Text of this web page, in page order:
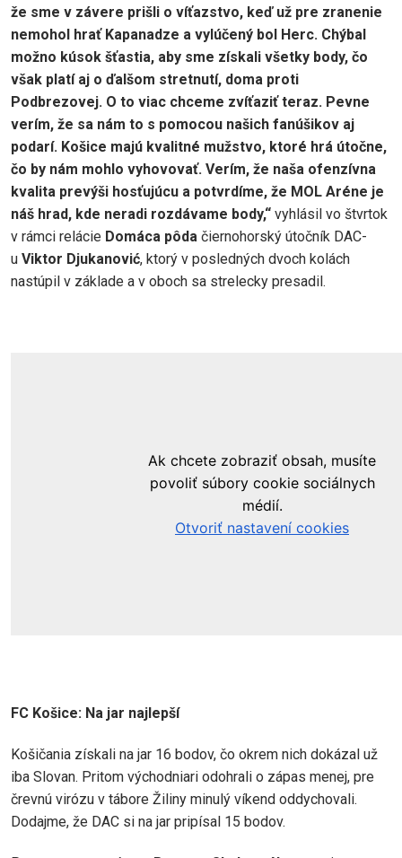
že sme v závere prišli o víťazstvo, keď už pre zranenie
nemohol hrať Kapanadze a vylúčený bol Herc. Chýbal
možno kúsok šťastia, aby sme získali všetky body, čo
však platí aj o ďalšom stretnutí, doma proti
Podbrezovej. O to viac chceme zvíťaziť teraz. Pevne
verím, že sa nám to s pomocou našich fanúšikov aj
podarí. Košice majú kvalitné mužstvo, ktoré hrá útočne,
čo by nám mohlo vyhovovať. Verím, že naša ofenzívna
kvalita prevýši hosťujúcu a potvrdíme, že MOL Aréne je
náš hrad, kde neradi rozdávame body,“ vyhlásil vo štvrtok
v rámci relácie Domáca pôda čiernohorský útočník DAC-
u Viktor Djukanović, ktorý v posledných dvoch kolách
nastúpil v základe a v oboch sa strelecky presadil.
FC Košice: Na jar najlepší
Košičania získali na jar 16 bodov, čo okrem nich dokázal už
iba Slovan. Pritom východniari odohrali o zápas menej, pre
črevnú virózu v tábore Žiliny minulý víkend oddychovali.
Dodajme, že DAC si na jar pripísal 15 bodov.